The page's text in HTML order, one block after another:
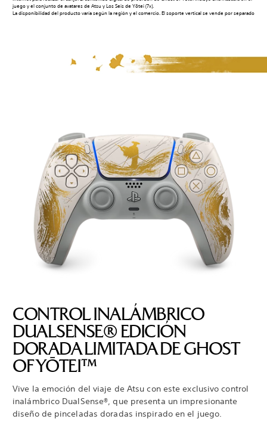
juego y el conjunto de avatares de Atsu y Los Seis de Yōtei (7x).
La disponibilidad del producto varía según la región y el comercio. El soporte vertical se vende por separado
CONTROL INALÁMBRICO
DUALSENSE® EDICIÓN
DORADA LIMITADA DE GHOST
OF YŌTEI™
Vive la emoción del viaje de Atsu con este exclusivo control
inalámbrico DualSense®, que presenta un impresionante
diseño de pinceladas doradas inspirado en el juego.